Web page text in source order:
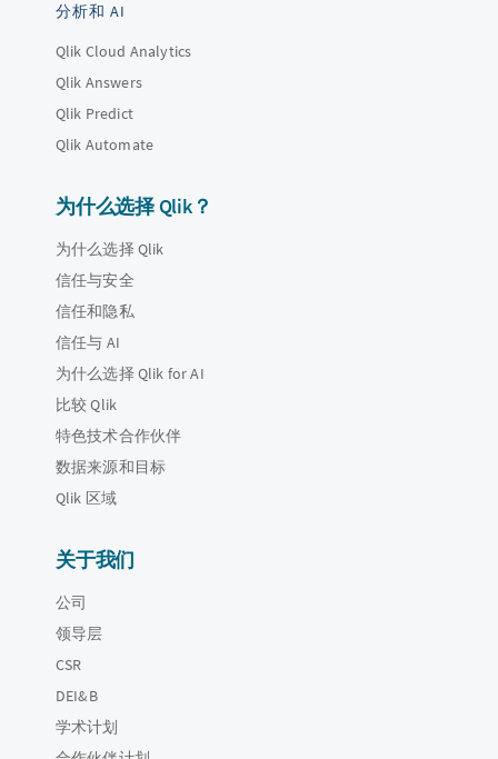
分析和 AI
Qlik Cloud Analytics
Qlik Answers
Qlik Predict
Qlik Automate
为什么选择 Qlik？
为什么选择 Qlik
信任与安全
信任和隐私
信任与 AI
为什么选择 Qlik for AI
比较 Qlik
特色技术合作伙伴
数据来源和目标
Qlik 区域
关于我们
公司
领导层
CSR
DEI&B
学术计划